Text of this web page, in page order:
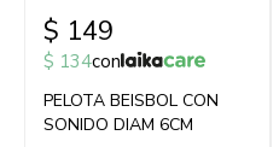
$ 149
$ 134con
PELOTA BEISBOL CON
SONIDO DIAM 6CM